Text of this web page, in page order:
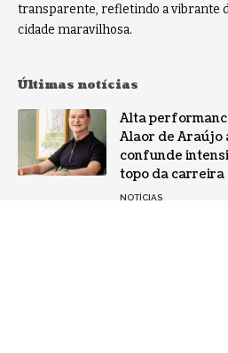
transparente, refletindo a vibrante
cidade maravilhosa.
Últimas notícias
Alta
Alaor de Araújo
confunde
topo da carreira
NOTÍCIAS